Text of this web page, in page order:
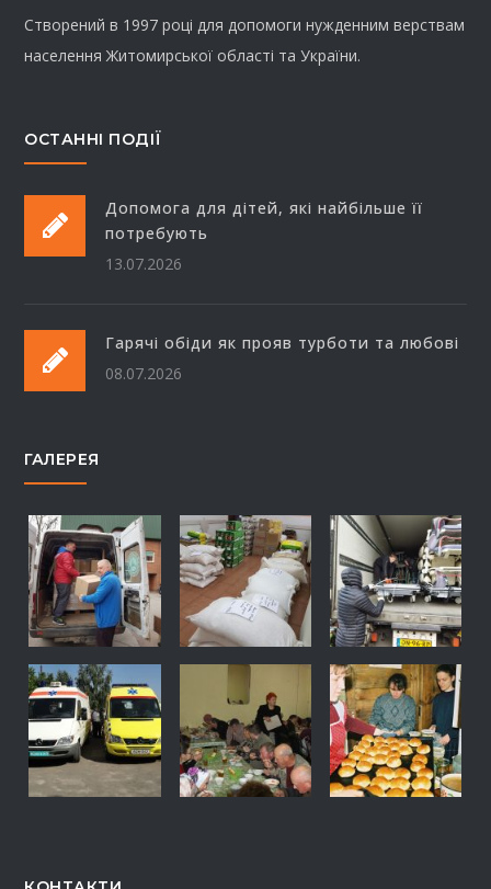
Створений в 1997 році для допомоги нужденним верствам
населення Житомирської області та України.
ОСТАННІ ПОДІЇ
Допомога для дітей, які найбільше її
потребують
13.07.2026
Гарячі обіди як прояв турботи та любові
08.07.2026
ГАЛЕРЕЯ